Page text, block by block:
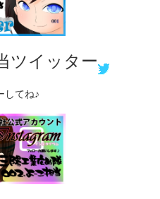
ツイッター
してね♪